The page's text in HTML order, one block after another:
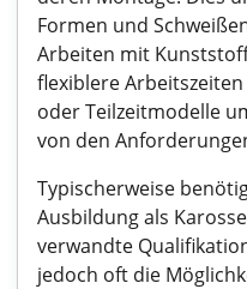
Formen und
Arbeiten mit
flexiblere
oder Teilzeitmodelle
von den
Typischerweise
Ausbildung als
verwandte
jedoch oft die